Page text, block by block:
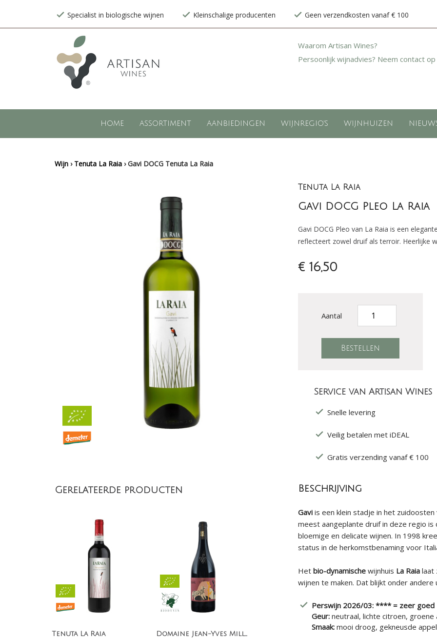
Specialist in biologische wijnen Kleinschalige producenten Geen verzendkosten vanaf € 100
Waarom Artisan Wines?
Persoonlijk wijnadvies? Neem contact op
HOME ASSORTIMENT AANBIEDINGEN WIJNREGIO'S WIJNHUIZEN
Wijn › Tenuta La Raia ›Gavi DOCG Tenuta La Raia
Gerelateerde producten
Tenuta La Raia Domaine Jean-Yves Millaire
Tenuta La Raia
Gavi DOCG Pleo La Raia
Gavi DOCG Pleo van La Raia is een
reflecteert zowel druif als terroir. Heerlijke
€ 16,50
Aantal
Service van Artisan Wines
Snelle levering
Veilig betalen met iDEAL
Gratis verzending vanaf € 100
Beschrijving
Gavi is een klein stadje in het
meest aangeplante druif in deze regio
bloemige en delicate wijnen. In 1998
status in de herkomstbenaming voor
Het bio-dynamischewijnhuis La Raialaat
wijnen te maken. Dat blijkt onder
Perswijn 2026/03: **** = zeer goed
Geur: neutraal, lichte citroen, groene
Smaak: mooi droog, gekneusde